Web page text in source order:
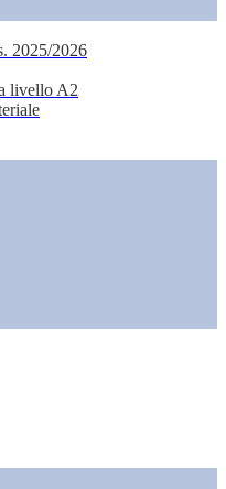
2025/2026
livello A2